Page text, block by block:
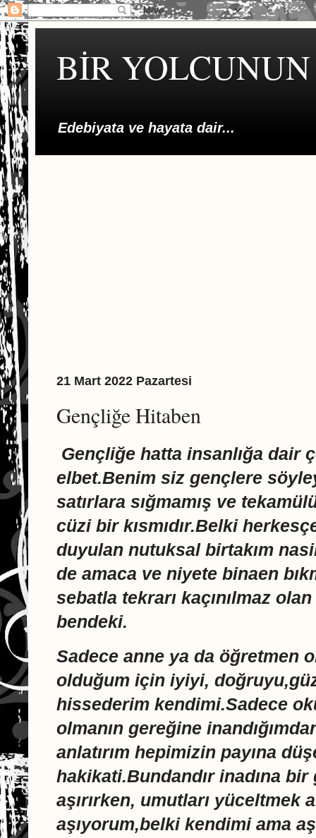
BİR
Edebiyata ve hayata dair...
21 Mart 2022 Pazartesi
Gençliğe Hitaben
Gençliğe hatta insanlığa dair
elbet.Benim siz gençlere
satırlara sığmamış ve
cüzi bir kısmıdır.Belki
duyulan nutuksal birtakım
de amaca ve niyete binaen
sebatla tekrarı kaçınılmaz
bendeki.
Sadece anne ya da
olduğum için iyiyi,
hissederim kendimi.Sadece
olmanın gereğine
anlatırım hepimizin payına
hakikati.Bundandır inadına
aşırırken, umutları yüceltmek
aşıyorum,belki kendimi ama